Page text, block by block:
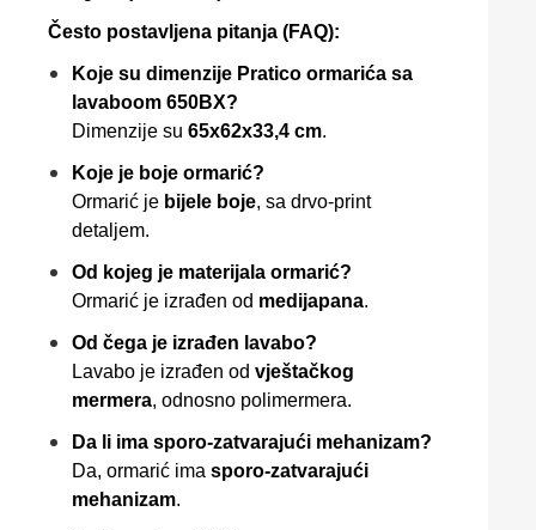
Često postavljena pitanja (FAQ):
Koje su dimenzije Pratico ormarića sa
lavaboоm 650BX?
Dimenzije su 65x62x33,4 cm.
Koje je boje ormarić?
Ormarić je bijele boje, sa drvo-print
detaljem.
Od kojeg je materijala ormarić?
Ormarić je izrađen od medijapana.
Od čega je izrađen lavabo?
Lavabo je izrađen od vještačkog
mermera, odnosno polimermera.
Da li ima sporo-zatvarajući mehanizam?
Da, ormarić ima sporo-zatvarajući
mehanizam.